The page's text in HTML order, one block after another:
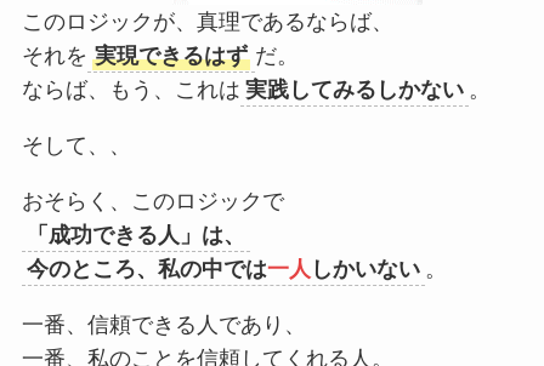
このロジックが、真理であるならば、
それを 実現できるはず だ。
ならば、もう、これは 実践してみるしかない 。
そして、、
おそらく、このロジックで
「成功できる人」は、
今のところ、私の中では一人 しかいない 。
一番、信頼できる人であり、
一番、私のことを信頼してくれる人。